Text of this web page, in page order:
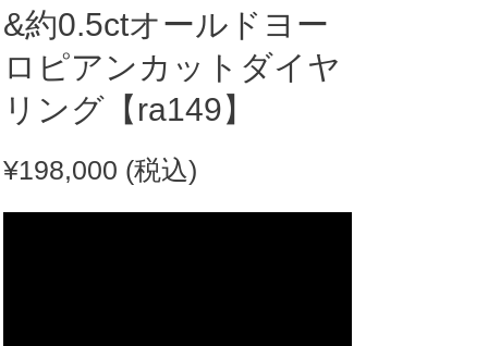
&約0.5ctオールドヨー
ロピアンカットダイヤ
リング【ra149】
¥198,000 (税込)